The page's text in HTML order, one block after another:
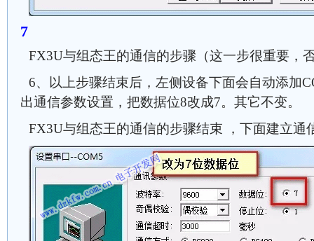
FX3U与组态王的通信的步骤（这一步很重要，
6、以上步骤结束后，左侧设备下面会自动添加
出通信参数设置，把数据位8改成7。其它不变。
FX3U与组态王的通信的步骤结束 ，下面建立通